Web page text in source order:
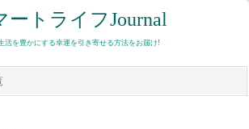
ートライフJournal
活を豊かにする幸運を引き寄せる方法をお届け!